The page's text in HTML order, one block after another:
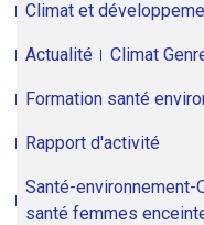
Climat et
Actualité Climat
Formation santé
Rapport d'activité
Santé-
santé femmes